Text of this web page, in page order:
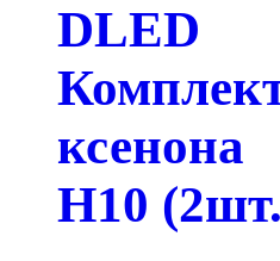
DLED
ксенона
H10